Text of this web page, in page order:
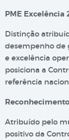
PME Excelência
Distinção
desempenho de
e excelência
posiciona a
referência
Atribuído pelo
positivo da